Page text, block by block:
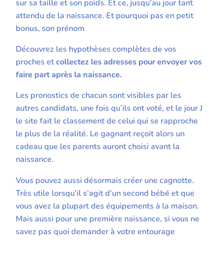
sur sa taille et son poids. Et ce, jusqu’au jour tant
attendu de la naissance. Et pourquoi pas en petit
bonus, son prénom
Découvrez les hypothèses complètes de vos
proches etcollectez les adresses pour envoyer vos
faire part après la naissance.
Les pronostics de chacun sont visibles par les
autres candidats, une fois qu’ils ont voté, et le jour J
le site fait le classement de celui qui se rapproche
le plus de la réalité. Le gagnant reçoit alors un
cadeau que les parents auront choisi avant la
naissance.
Vous pouvez aussi désormais créer une cagnotte.
Très utile lorsqu’il s’agit d’un second bébé et que
vous avez la plupart des équipements à la maison.
Mais aussi pour une première naissance, si vous ne
savez pas quoi demander à votre entourage